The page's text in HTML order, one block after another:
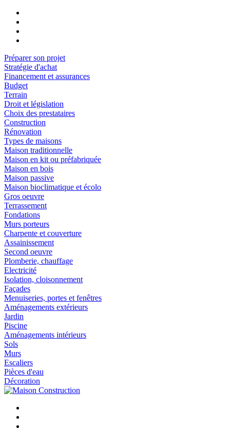
Préparer son projet
Stratégie d'achat
Financement et assurances
Budget
Terrain
Droit et législation
Choix des prestataires
Construction
Rénovation
Types de maisons
Maison traditionnelle
Maison en kit ou préfabriquée
Maison en bois
Maison passive
Maison bioclimatique et écolo
Gros oeuvre
Terrassement
Fondations
Murs porteurs
Charpente et couverture
Assainissement
Second oeuvre
Plomberie, chauffage
Electricité
Isolation, cloisonnement
Façades
Menuiseries, portes et fenêtres
Aménagements extérieurs
Jardin
Piscine
Aménagements intérieurs
Sols
Murs
Escaliers
Pièces d'eau
Décoration